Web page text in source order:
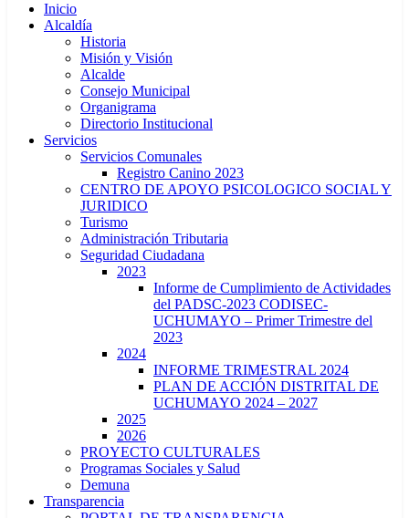
Inicio
Alcaldía
Historia
Misión y Visión
Alcalde
Consejo Municipal
Organigrama
Directorio Institucional
Servicios
Servicios Comunales
Registro Canino 2023
CENTRO DE APOYO PSICOLOGICO SOCIAL Y
JURIDICO
Turismo
Administración Tributaria
Seguridad Ciudadana
2023
Informe de Cumplimiento de Actividades
del PADSC-2023 CODISEC-
UCHUMAYO – Primer Trimestre del
2023
2024
INFORME TRIMESTRAL 2024
PLAN DE ACCIÓN DISTRITAL DE
UCHUMAYO 2024 – 2027
2025
2026
PROYECTO CULTURALES
Programas Sociales y Salud
Demuna
Transparencia